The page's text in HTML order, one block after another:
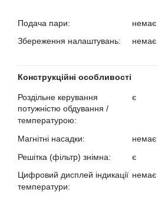
Подача пари:
немає
Збереження налаштувань:
немає
Конструкційні особливості
Роздільне керування
потужністю обдування /
температурою:
є
Магнітні насадки:
немає
Решітка (фільтр) знімна:
є
Цифровий дисплей індикації
температури:
немає